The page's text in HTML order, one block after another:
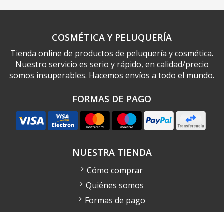
COSMÉTICA Y PELUQUERÍA
Tienda online de productos de peluquería y cosmética.
Nuestro servicio es serio y rápido, en calidad/precio
somos insuperables. Hacemos envíos a todo el mundo.
FORMAS DE PAGO
NUESTRA TIENDA
Cómo comprar
Quiénes somos
Formas de pago